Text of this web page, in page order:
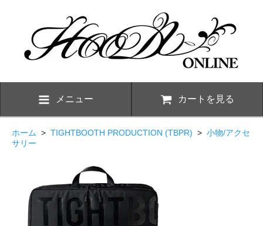
メニュー カートを見る
ホーム > TIGHTBOOTH PRODUCTION (TBPR) > 小物/アクセ
サリー